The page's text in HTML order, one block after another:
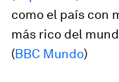
como el país con
más rico del
(BBC Mundo)